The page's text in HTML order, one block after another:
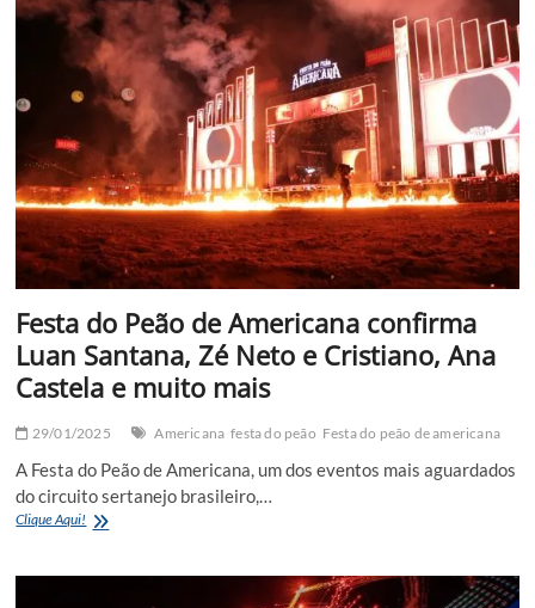
Festa do Peão de Americana confirma
Luan Santana, Zé Neto e Cristiano, Ana
Castela e muito mais
29/01/2025 Americana festa do peão Festa do peão de americana
A Festa do Peão de Americana, um dos eventos mais aguardados
do circuito sertanejo brasileiro,…
Clique Aqui! Festa